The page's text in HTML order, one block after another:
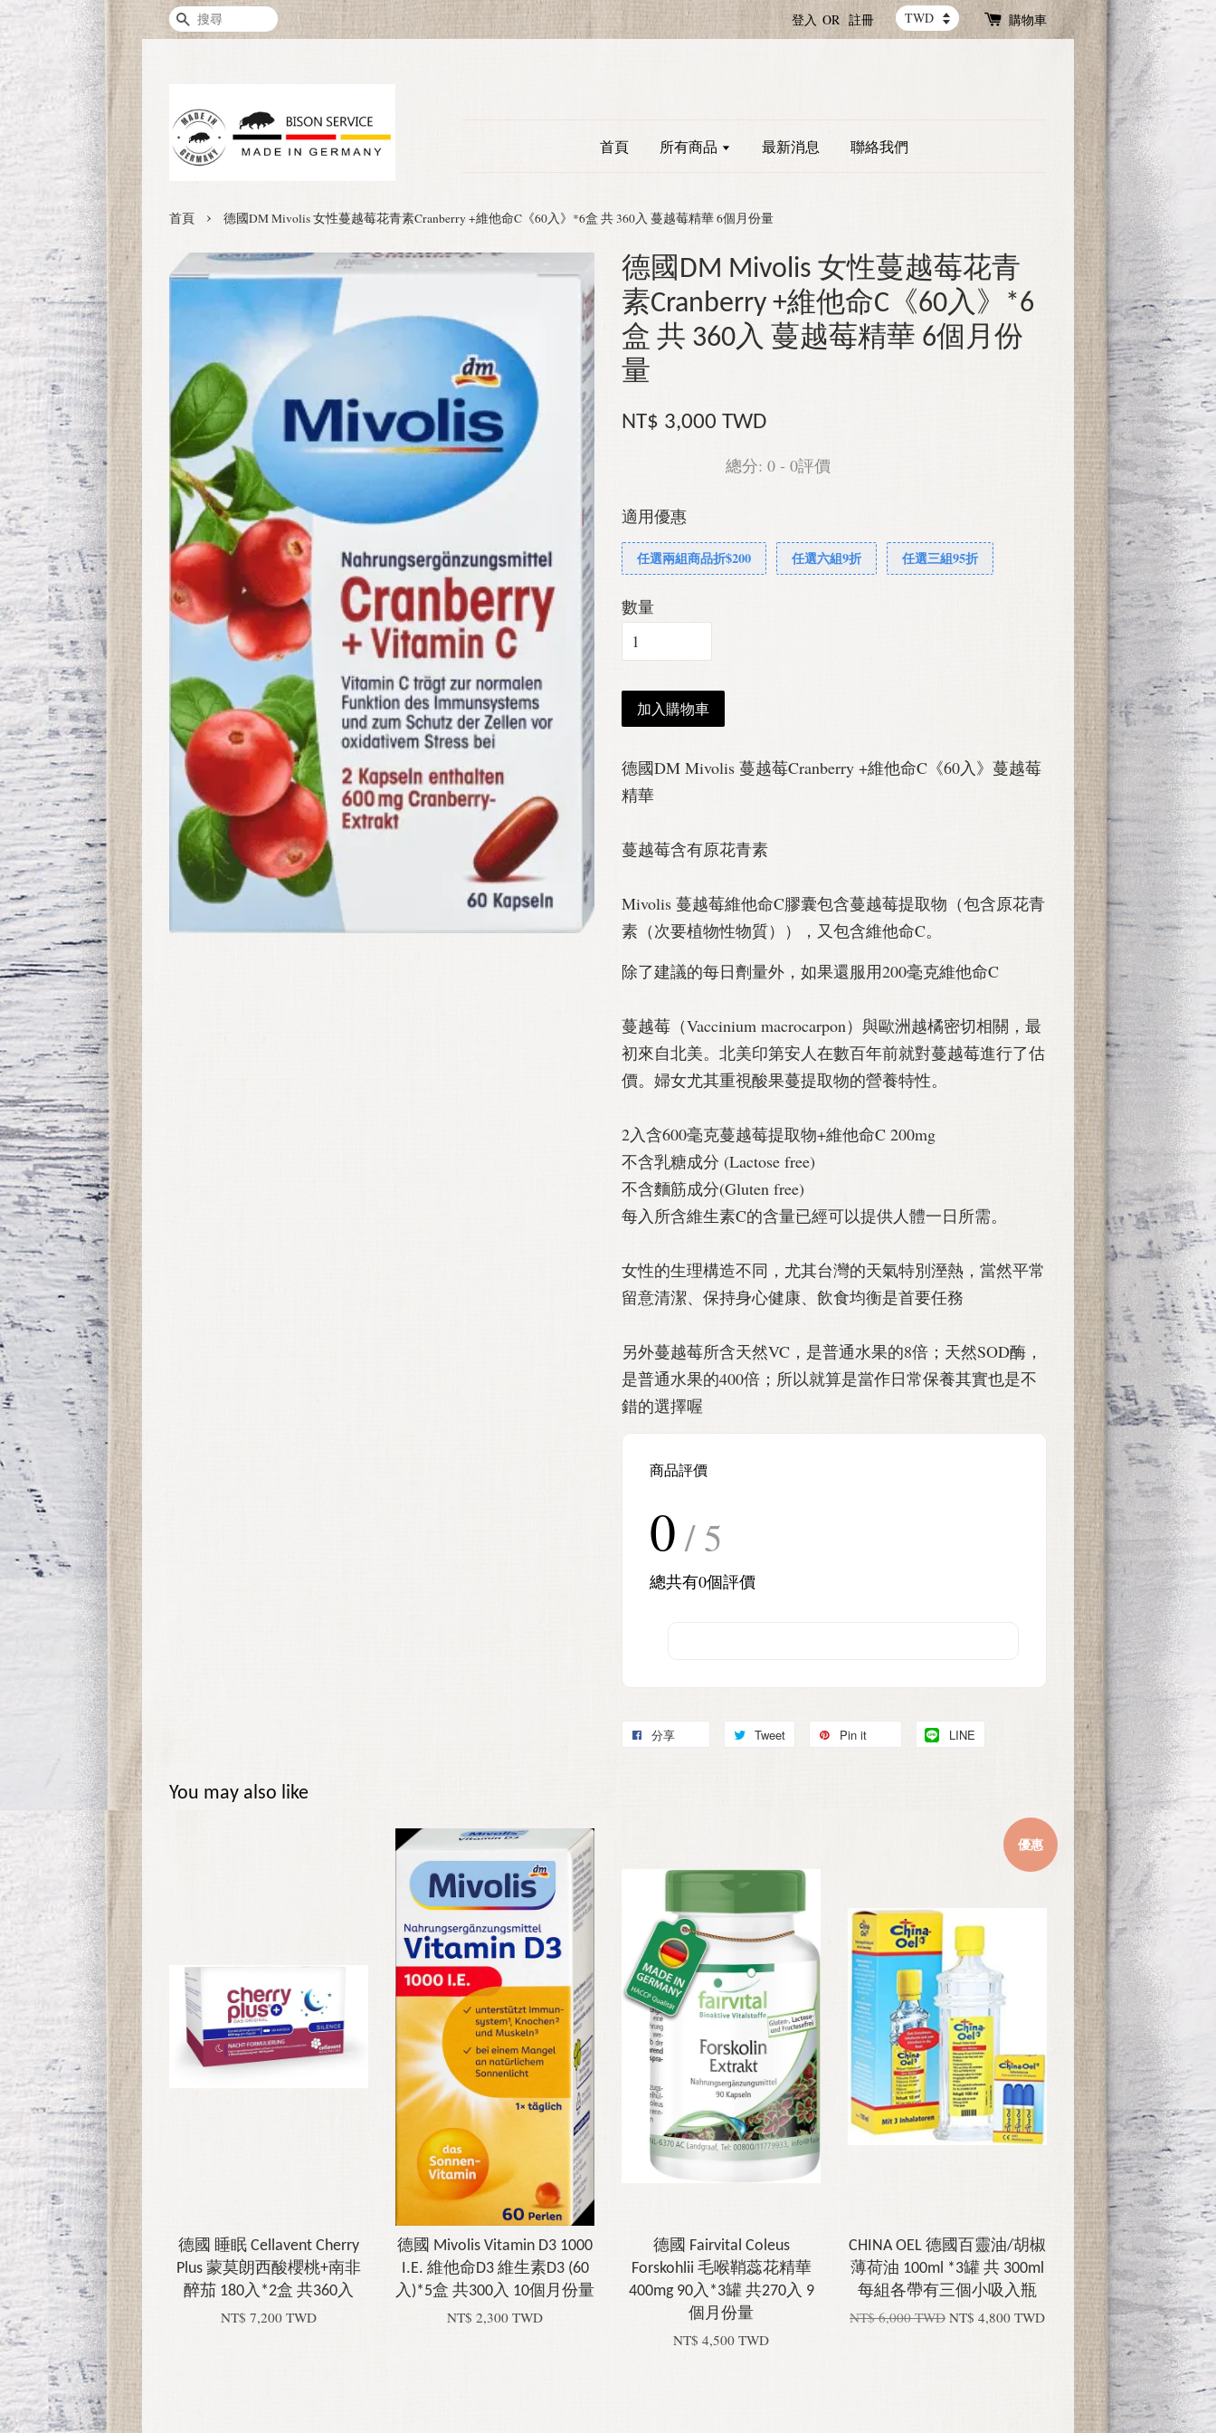
搜尋 登入 OR 註冊 購物車
首頁 所有商品 最新消息 聯絡我們
首頁 › 德國DM Mivolis 女性蔓越莓花青素Cranberry +維他命C《60入》*6盒 共 360入 蔓越莓精華 6個月份量
德國DM Mivolis 女性蔓越莓花青
素Cranberry +維他命C《60入》*6
盒 共 360入 蔓越莓精華 6個月份
量
NT$ 3,000 TWD
總分: 0 - 0評價
適用優惠
任選兩組商品折$200 任選六組9折 任選三組95折
數量
加入購物車
德國DM Mivolis 蔓越莓Cranberry +維他命C《60入》蔓越莓
精華
蔓越莓含有原花青素
Mivolis 蔓越莓維他命C膠囊包含蔓越莓提取物（包含原花青
素（次要植物性物質）），又包含維他命C。
除了建議的每日劑量外，如果還服用200毫克維他命C
蔓越莓（Vaccinium macrocarpon）與歐洲越橘密切相關，最
初來自北美。北美印第安人在數百年前就對蔓越莓進行了估
價。婦女尤其重視酸果蔓提取物的營養特性。
2入含600毫克蔓越莓提取物+維他命C 200mg
不含乳糖成分 (Lactose free)
不含麵筋成分(Gluten free)
每入所含維生素C的含量已經可以提供人體一日所需。
女性的生理構造不同，尤其台灣的天氣特別溼熱，當然平常
留意清潔、保持身心健康、飲食均衡是首要任務
另外蔓越莓所含天然VC，是普通水果的8倍；天然SOD酶，
是普通水果的400倍；所以就算是當作日常保養其實也是不
錯的選擇喔
商品評價
0 / 5
總共有0個評價
分享 Tweet Pin it LINE
You may also like
德國 睡眠 Cellavent Cherry
Plus 蒙莫朗西酸櫻桃+南非
醉茄 180入*2盒 共360入
NT$ 7,200 TWD
德國 Mivolis Vitamin D3 1000
I.E. 維他命D3 維生素D3 (60
入)*5盒 共300入 10個月份量
NT$ 2,300 TWD
德國 Fairvital Coleus
Forskohlii 毛喉鞘蕊花精華
400mg 90入*3罐 共270入 9
個月份量
NT$ 4,500 TWD
優惠
CHINA OEL 德國百靈油/胡椒
薄荷油 100ml *3罐 共 300ml
每組各帶有三個小吸入瓶
NT$ 6,000 TWD NT$ 4,800 TWD